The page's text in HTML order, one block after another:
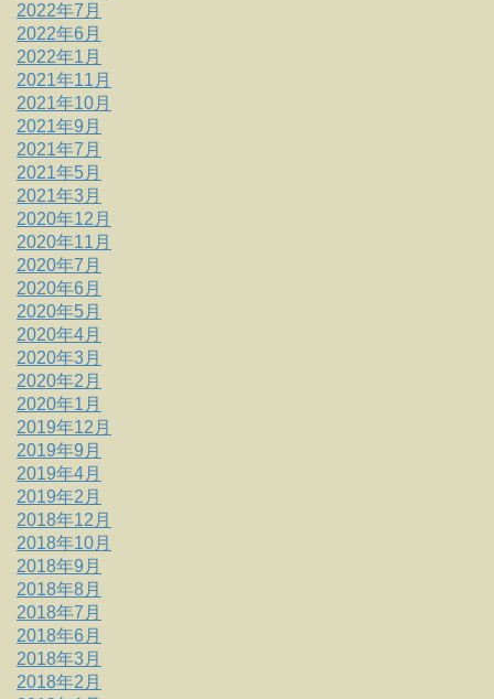
2022年7月
2022年6月
2022年1月
2021年11月
2021年10月
2021年9月
2021年7月
2021年5月
2021年3月
2020年12月
2020年11月
2020年7月
2020年6月
2020年5月
2020年4月
2020年3月
2020年2月
2020年1月
2019年12月
2019年9月
2019年4月
2019年2月
2018年12月
2018年10月
2018年9月
2018年8月
2018年7月
2018年6月
2018年3月
2018年2月